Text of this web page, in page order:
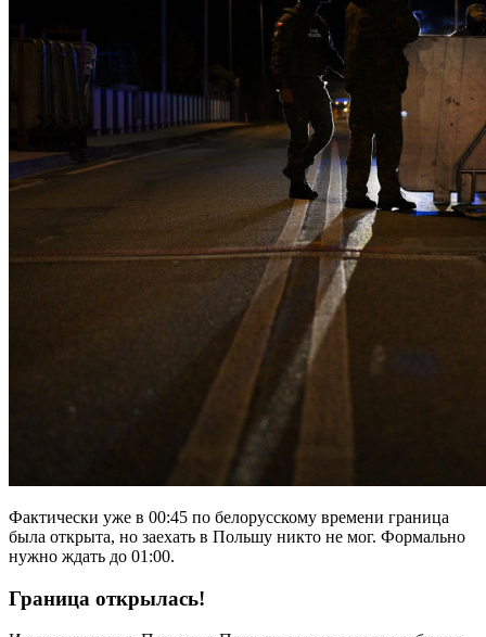
Фактически уже в 00:45 по белорусскому времени граница
была открыта, но заехать в Польшу никто не мог. Формально
нужно ждать до 01:00.
Граница открылась!